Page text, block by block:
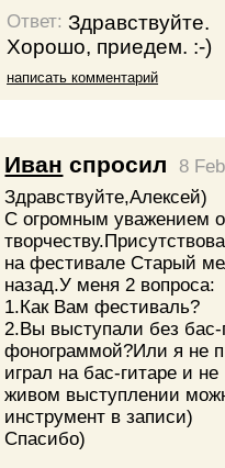
Ответ:Здравствуйте.
Хорошо, приедем. :-)
написать комментарий
Иван спросил
8
Здравствуйте,Алексей)
С огромным уважением
на фестивале Старый
назад.У меня 2 вопроса:
1.Как Вам фестиваль?
2.Вы выступали без
фонограммой?Или я не
играл на бас-гитаре и
живом выступлении
инструмент в записи)
Спасибо)